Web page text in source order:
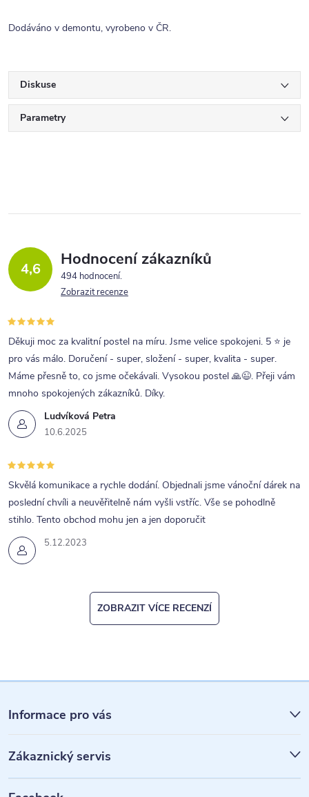
Dodáváno v demontu, vyrobeno v ČR.
Diskuse
Parametry
4,6 Hodnocení zákazníků
494 hodnocení
Zobrazit recenze
Ludvíková Petra
10.6.2025
Děkuji moc za kvalitní postel na míru. Jsme velice spokojeni. 5 ⭐ je
pro vás málo. Doručení - super, složení - super, kvalita - super.
Máme přesně to, co jsme očekávali. Vysokou postel 🙏😉. Přeji vám
mnoho spokojených zákazníků. Díky.
5.12.2023
Skvělá komunikace a rychle dodání. Objednali jsme vánoční dárek na
poslední chvíli a neuvěřitelně nám vyšli vstříc. Vše se pohodlně
stihlo. Tento obchod mohu jen a jen doporučit
ZOBRAZIT VÍCE RECENZÍ
á
p
a
Informace pro vás
Zákaznický servis